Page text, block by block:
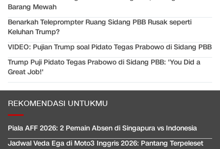
Barang Mewah
Benarkah Teleprompter Ruang Sidang PBB Rusak seperti
Keluhan Trump?
VIDEO: Pujian Trump soal Pidato Tegas Prabowo di Sidang PBB
Trump Puji Pidato Tegas Prabowo di Sidang PBB: 'You Did a
Great Job!'
REKOMENDASI UNTUKMU
Piala AFF 2026: 2 Pemain Absen di Singapura vs Indonesia
Jadwal Veda Ega di Moto3 Inggris 2026: Pantang Terpeleset